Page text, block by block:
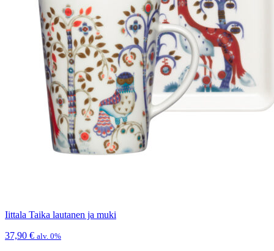
Iittala Taika lautanen ja muki
37,90 € alv. 0%